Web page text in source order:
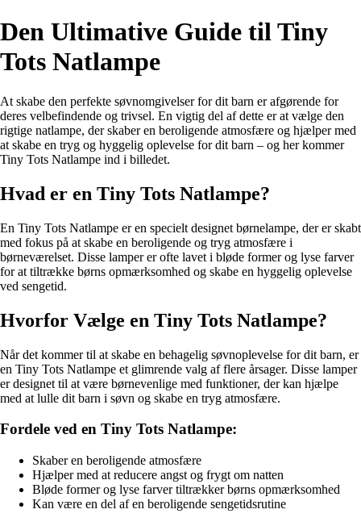
Den Ultimative Guide til Tiny
Tots Natlampe
At skabe den perfekte søvnomgivelser for dit barn er afgørende for
deres velbefindende og trivsel. En vigtig del af dette er at vælge den
rigtige natlampe, der skaber en beroligende atmosfære og hjælper med
at skabe en tryg og hyggelig oplevelse for dit barn – og her kommer
Tiny Tots Natlampe ind i billedet.
Hvad er en Tiny Tots Natlampe?
En Tiny Tots Natlampe er en specielt designet børnelampe, der er skabt
med fokus på at skabe en beroligende og tryg atmosfære i
børneværelset. Disse lamper er ofte lavet i bløde former og lyse farver
for at tiltrække børns opmærksomhed og skabe en hyggelig oplevelse
ved sengetid.
Hvorfor Vælge en Tiny Tots Natlampe?
Når det kommer til at skabe en behagelig søvnoplevelse for dit barn, er
en Tiny Tots Natlampe et glimrende valg af flere årsager. Disse lamper
er designet til at være børnevenlige med funktioner, der kan hjælpe
med at lulle dit barn i søvn og skabe en tryg atmosfære.
Fordele ved en Tiny Tots Natlampe:
Skaber en beroligende atmosfære
Hjælper med at reducere angst og frygt om natten
Bløde former og lyse farver tiltrækker børns opmærksomhed
Kan være en del af en beroligende sengetidsrutine